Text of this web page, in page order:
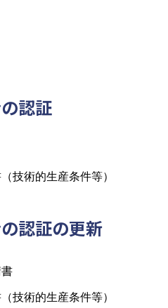
認証
技術的生産条件等）
認証の更新
技術的生産条件等）